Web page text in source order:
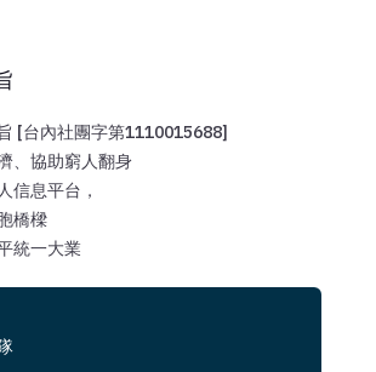
[台內社團字第1110015688]
、協助窮人翻身
信息平台，
橋樑
統一大業